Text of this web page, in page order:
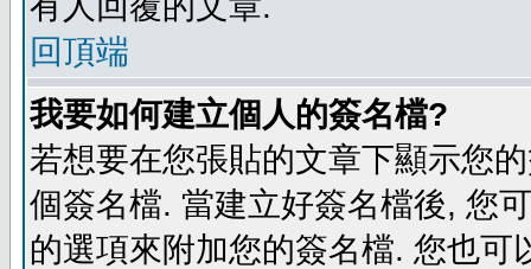
回頂端
我要如何建立個人的簽名檔?
若想要在您張貼的文章下顯示您
個簽名檔. 當建立好簽名檔後, 您
的選項來附加您的簽名檔. 您也